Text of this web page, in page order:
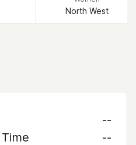
North West
--
--